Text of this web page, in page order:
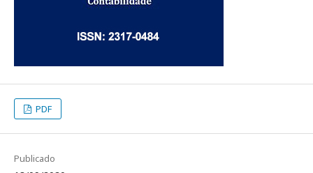
PDF
Publicado